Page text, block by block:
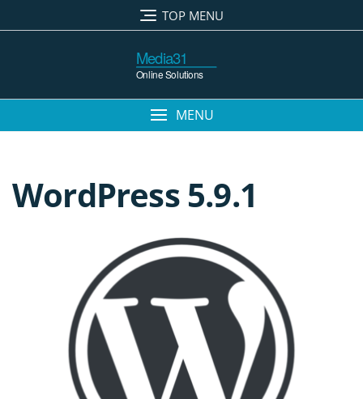
naar
TOP MENU
MENU
WordPress 5.9.1